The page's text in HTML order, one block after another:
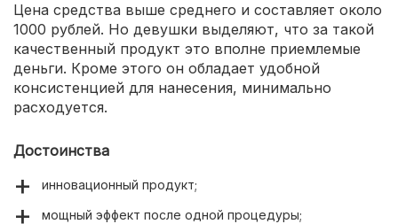
Цена средства выше среднего и составляет около
1000 рублей. Но девушки выделяют, что за такой
качественный продукт это вполне приемлемые
деньги. Кроме этого он обладает удобной
консистенцией для нанесения, минимально
расходуется.
Достоинства
инновационный продукт;
мощный эффект после одной процедуры;